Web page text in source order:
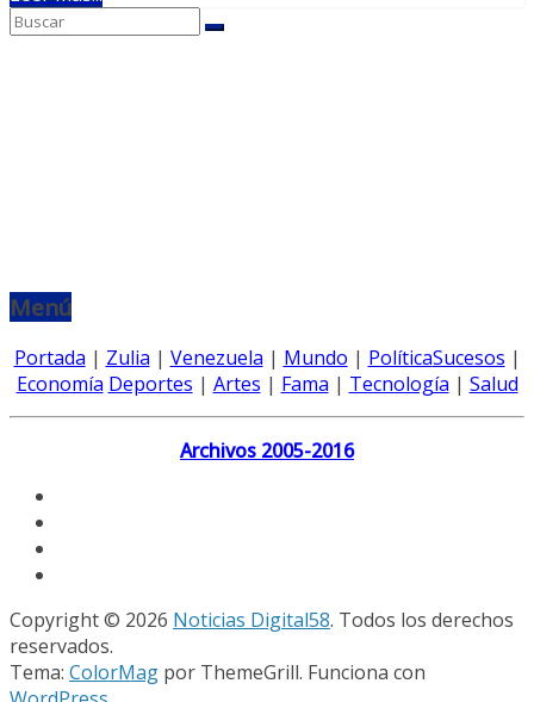
Menú
Portada | Zulia | Venezuela | Mundo | PolíticaSucesos |
Economía Deportes | Artes | Fama | Tecnología | Salud
Archivos 2005-2016
Copyright © 2026 Noticias Digital58. Todos los derechos
reservados.
Tema: ColorMag por ThemeGrill. Funciona con